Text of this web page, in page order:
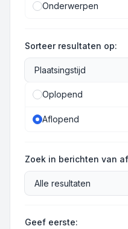
Onderwerpen
Sorteer resultaten op:
Oplopend
Aflopend
Zoek in berichten van
Geef eerste: